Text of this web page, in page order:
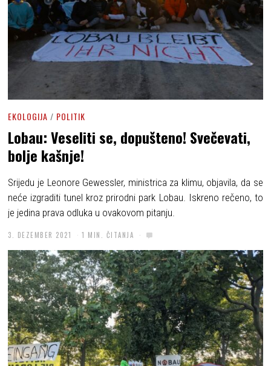
EKOLOGIJA / POLITIK
Lobau: Veseliti se, dopušteno! Svečevati,
bolje kašnje!
Srijedu je Leonore Gewessler, ministrica za klimu, objavila, da se
neće izgraditi tunel kroz prirodni park Lobau. Iskreno rečeno, to
je jedina prava odluka u ovakovom pitanju.
3. DEZEMBER 2021 1 MIN. ČITANJA